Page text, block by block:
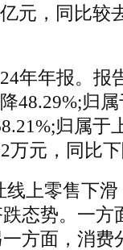
元，同比较
年年报。报
48.29%;归
归属于
万元，同比
上零售下
态势。一方
方面，消费